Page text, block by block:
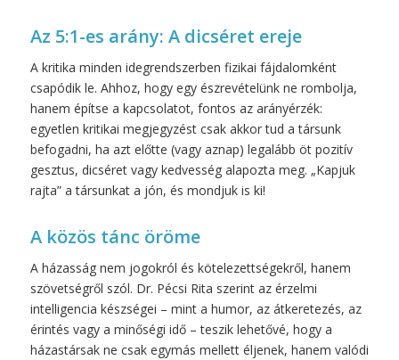
Az 5:1-es arány: A dicséret ereje
A kritika minden idegrendszerben fizikai fájdalomként
csapódik le. Ahhoz, hogy egy észrevételünk ne rombolja,
hanem építse a kapcsolatot, fontos az arányérzék:
egyetlen kritikai megjegyzést csak akkor tud a társunk
befogadni, ha azt előtte (vagy aznap) legalább öt pozitív
gesztus, dicséret vagy kedvesség alapozta meg. „Kapjuk
rajta” a társunkat a jón, és mondjuk is ki!
A közös tánc öröme
A házasság nem jogokról és kötelezettségekről, hanem
szövetségről szól. Dr. Pécsi Rita szerint az érzelmi
intelligencia készségei – mint a humor, az átkeretezés, az
érintés vagy a minőségi idő – teszik lehetővé, hogy a
házastársak ne csak egymás mellett éljenek, hanem valódi